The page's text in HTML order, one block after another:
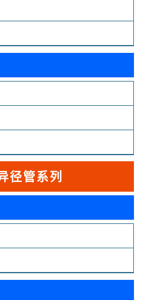
径管系列